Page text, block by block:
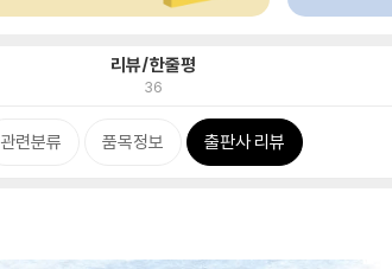
리뷰/한줄평
36
관련분류 품목정보 출판사 리뷰